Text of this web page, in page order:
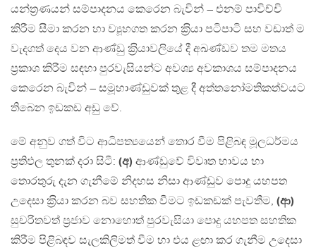
යන්ත‍්‍රණයන් සම්පාදනය කෙරෙන බැවින් – එනම් පාවිච්චි
කිරීම සීමා කරන හා ව්‍යූහගත කරන ක‍්‍රියා පටිපාටි සහ වඩාත් ම
වැදගත් දෙය වන ආණ්ඩු ක‍්‍රියාවලියේ දී අඛණ්ඩව තම මතය
ප‍්‍රකාශ කිරීම සඳහා පුරවැසියන්ට අවශ්‍ය අවකාශය සම්පාදනය
කෙරෙන බැවින් – සමූහාණ්ඩුවක් තුළ දී අත්තනෝමතිකත්වයට
තිබෙන ඉඩකඩ අඩු වේ.
මේ අනුව ගත් විට ආධිපත්‍යයෙන් තොර වීම පිළිබඳ මූලධර්මය
ප‍්‍රතිඵල තුනක් දරා සිටී: (අ) ආණ්ඩුවේ විවෘත භාවය හා
තොරතුරු දැන ගැනීමේ නිදහස නිසා ආණ්ඩුව පොදු යහපත
උදෙසා ක‍්‍රියා කරන බව සහතික වීමට ඉඩකඩක් පැවතීම, (ආ)
සුචරිතවත් ප‍්‍රජාව නොහොත් පුරවැසියා පොදු යහපත සහතික
කිරීම පිළිබඳව සැලකිලිමත් වීම හා එය ළඟා කර ගැනීම උදෙසා